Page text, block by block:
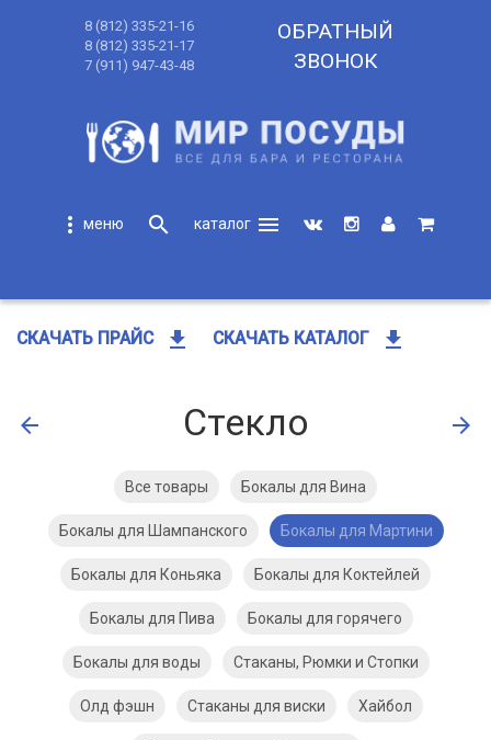
8 (812) 335-21-16
8 (812) 335-21-17
7 (911) 947-43-48
ОБРАТНЫЙ
ЗВОНОК
more_vert search
menu
СКАЧАТЬ ПРАЙС get_app СКАЧАТЬ КАТАЛОГ get_app
arrow_back Стекло arrow_forward
Все товары Бокалы для Вина
Бокалы для Шампанского Бокалы для Мартини
Бокалы для Коньяка Бокалы для Коктейлей
Бокалы для Пива Бокалы для горячего
Бокалы для воды Стаканы, Рюмки и Стопки
Олд фэшн Стаканы для виски Хайбол